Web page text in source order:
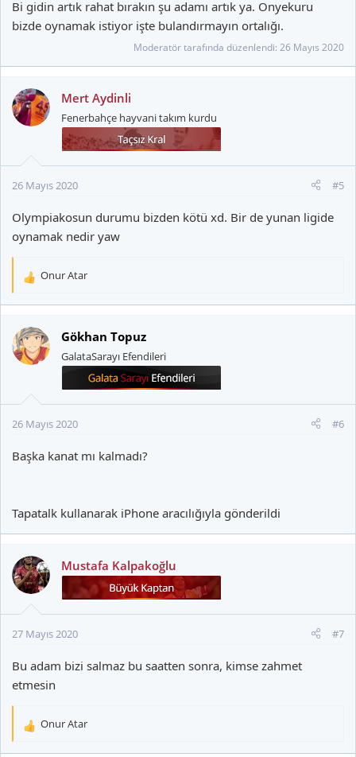
Bi gidin artık rahat bırakın şu adamı artık ya. Onyekuru
bizde oynamak istiyor işte bulandırmayın ortalığı.
Moderatör tarafında düzenlendi: 26 Mayıs 2020
Mert Aydinli
Fenerbahçe hayvani takım kurdu
26 Mayıs 2020 #5
Olympiakosun durumu bizden kötü xd. Bir de yunan ligide
oynamak nedir yaw
T
k
i
l
Onur Atar
Gökhan Topuz
GalataSarayı Efendileri
26 Mayıs 2020 #6
Başka kanat mı kalmadı?
Tapatalk kullanarak iPhone aracılığıyla gönderildi
Mustafa Kalpakoğlu
27 Mayıs 2020 #7
Bu adam bizi salmaz bu saatten sonra, kimse zahmet
etmesin
T
Onur Atar